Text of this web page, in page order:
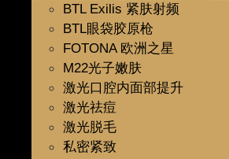
BTL Exilis 紧肤射频
BTL眼袋胶原枪
FOTONA 欧洲之星
M22光子嫩肤
激光口腔内面部提升
激光祛痘
激光脱毛
私密紧致